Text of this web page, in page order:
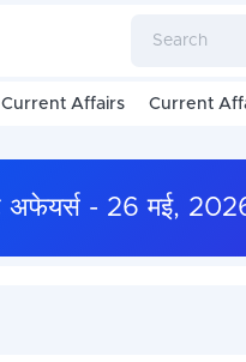
Current Affairs Current
अफेयर्स - 26 मई,